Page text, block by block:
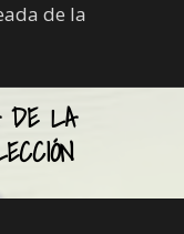
de la
DE LA